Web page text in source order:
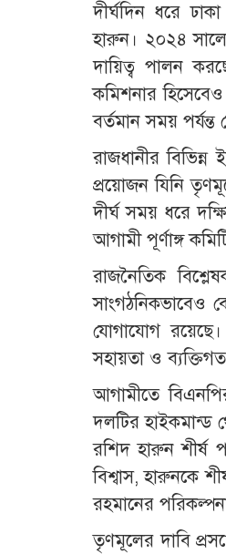
​দীর্ঘদিন ধরে
হারুন। ২০২৪
দায়িত্ব পালন
কমিশনার
বর্তমান সময়
​রাজধানীর
প্রয়োজন যিনি
দীর্ঘ সময় ধরে
আগামী পূর্ণাঙ্গ
​রাজনৈতিক
সাংগঠনিকভাবেও
যোগাযোগ
সহায়তা ও
​আগামীতে
দলটির হাইকমান্ড
রশিদ হারুন শীর্ষ
বিশ্বাস, হারুনকে
রহমানের
তৃণমূলের দাবি